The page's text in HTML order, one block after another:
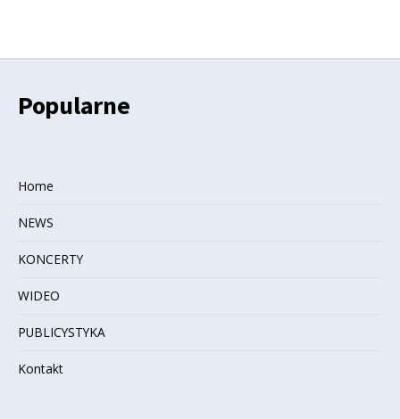
Popularne
Home
NEWS
KONCERTY
WIDEO
PUBLICYSTYKA
Kontakt